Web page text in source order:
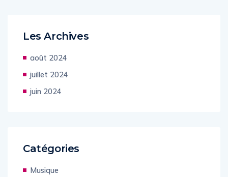
Les Archives
août 2024
juillet 2024
juin 2024
Catégories
Musique